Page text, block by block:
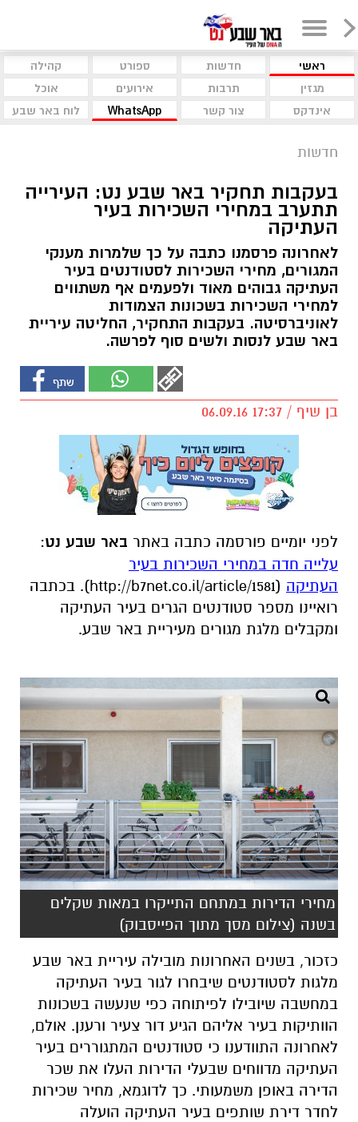
ראשי חדשות ספורט
קהילה
מגזין
תרבות אירועים
אוכל
אינדקס
צור קשר WhatsApp לוח באר שבע
חדשות
בעקבות תחקיר באר שבע נט: העירייה
תתערב במחירי השכירות בעיר
העתיקה
לאחרונה פרסמנו כתבה על כך שלמרות מענקי
המגורים, מחירי השכירות לסטודנטים בעיר
העתיקה גבוהים מאוד ולפעמים אף משתווים
למחירי השכירות בשכונות הצמודות
לאוניברסיטה. בעקבות התחקיר, החליטה עיריית
באר שבע לנסות ולשים סוף לפרשה.
בן שיף / 17:37 06.09.16
לפני יומיים פורסמה כתבה באתר באר שבע נט:
עלייה חדה במחירי השכירות בעיר
העתיקה
(http://b7net.co.il/article/1581). בכתבה
רואיינו מספר סטודנטים הגרים בעיר העתיקה
ומקבלים מלגת מגורים מעיריית באר שבע.
מחירי הדירות במתחם התייקרו במאות שקלים
בשנה (צילום מסך מתוך הפייסבוק)
כזכור, בשנים האחרונות מובילה עיריית באר שבע
מלגות לסטודנטים שיבחרו לגור בעיר העתיקה
במחשבה שיובילו לפיתוחה כפי שנעשה בשכונות
הוותיקות בעיר אליהם הגיע דור צעיר ורענן. אולם,
לאחרונה התוודענו כי סטודנטים המתגוררים בעיר
העתיקה מדווחים שבעלי הדירות העלו את שכר
הדירה באופן משמעותי. כך לדוגמא, מחיר שכירות
לחדר דירת שותפים בעיר העתיקה הועלה